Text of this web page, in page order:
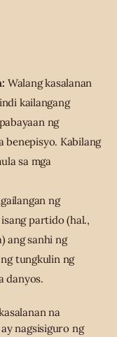
Walang kasalanan
kailangang
ng
benepisyo. Kabilang
sa mga
ng
partido (hal.,
ang sanhi ng
tungkulin ng
danyos.
na
nagsisiguro ng